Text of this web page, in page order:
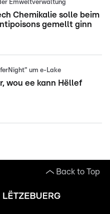
Ëmweltverwaltung
Chemikalie solle beim
gemellt ginn
um e-Lake
wou ee kann Hëllef
Back to Top